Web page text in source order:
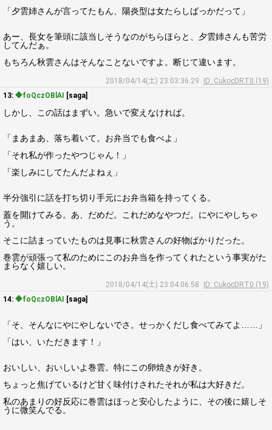
「夕雲姉さんが言ってたもん、陽炎型は女たらしばっかだって」
あー、長女を筆頭に該当しそうなのがちらほらと、夕雲姉さんも苦労
してんだぁ。
もちろん秋雲さんはそんなことないですよ。断じて違います。
2018/04/14(土) 23:03:36.29
ID: CukocDRT0 (19)
13: ◆foQczOBlAI [saga]
しかし、この話はまずい。急いで変えなければ。
「まあまあ、落ち着いて。お弁当でも食べよ」
「それ私が作ったやつじゃん！」
「楽しみにしてたんだよねぇ」
半分強引に話を打ち切り手元にお弁当箱を持ってくる。
蓋を開けてみる。あ、だめだ。これだめなやつだ。にやにやしちゃ
う。
そこに詰まっていたものは見事に秋雲さんの好物ばかりだった。
巻雲が頑張って私のためにこのお弁当を作ってくれたという事実がた
まらなく嬉しい。
2018/04/14(土) 23:04:06.58
ID: CukocDRT0 (19)
14: ◆foQczOBlAI [saga]
「そ、そんなにやにやしないでさ。せっかくだし食べてみてよ……」
「はい、いただきます！」
おいしい、おいしいよ巻雲。特にこの卵焼きが好き。
ちょっと焦げているけど甘く味付けされたそれが私は大好きだ。
私のあまりの好反応に巻雲はほっと安心したように、その後に嬉しそ
うに微笑んでる。